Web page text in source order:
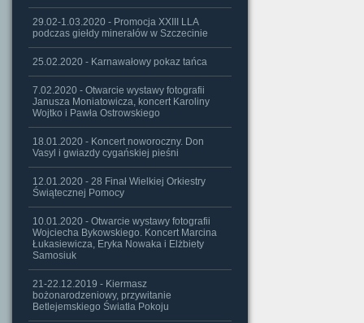
29.02-1.03.2020 - Promocja XXIII LLA
podczas giełdy minerałów w Szczecinie
25.02.2020 - Karnawałowy pokaz tańca
7.02.2020 - Otwarcie wystawy fotografii
Janusza Moniatowicza, koncert Karoliny
Wojtko i Pawła Ostrowskiego
18.01.2020 - Koncert noworoczny. Don
Vasyl i gwiazdy cygańskiej pieśni
12.01.2020 - 28 Finał Wielkiej Orkiestry
Świątecznej Pomocy
10.01.2020 - Otwarcie wystawy fotografii
Wojciecha Bykowskiego. Koncert Marcina
Łukasiewicza, Eryka Nowaka i Elżbiety
Samosiuk
21-22.12.2019 - Kiermasz
bożonarodzeniowy, przywitanie
Betlejemskiego Światła Pokoju